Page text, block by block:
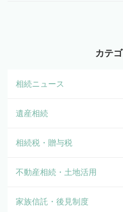
カテゴ
相続ニュース
遺産相続
相続税・贈与税
不動産相続・土地活用
家族信託・後見制度